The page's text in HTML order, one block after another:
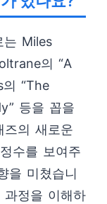
는 Miles
의 “A
“The
등을 꼽을
의 새로운
수를 보여주
을 미쳤습니
정을 이해하